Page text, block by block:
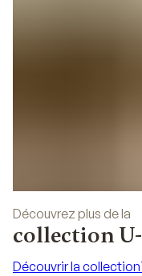
Découvrez plus de la
collection
Découvrir la collection